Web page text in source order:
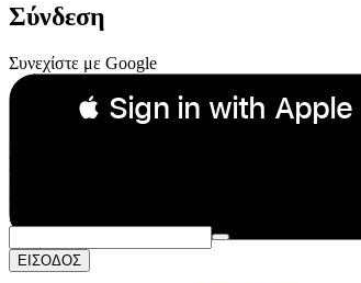
Σύνδεση
Συνεχίστε με Google
 Sign in with Apple
Συνεχίστε με Apple
ή
Email:
Κωδικός Πρόσβασης:
ΕΙΣΟΔΟΣ